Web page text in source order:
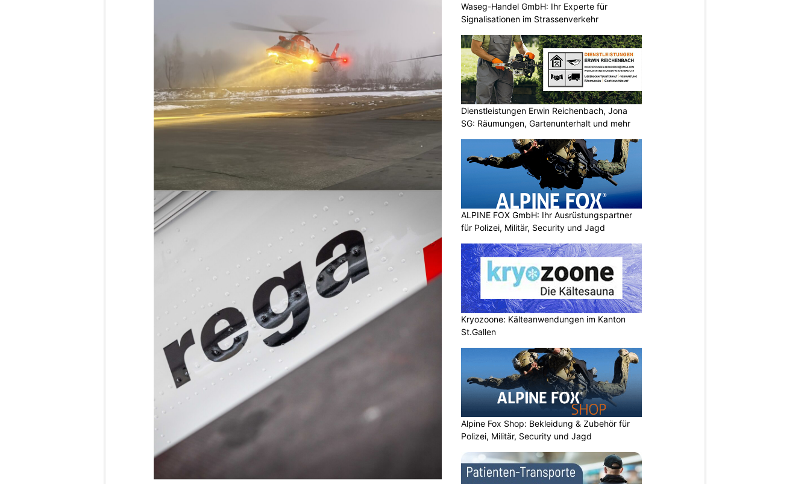
Waseg-Handel GmbH: Ihr Experte für
Signalisationen im Strassenverkehr
Dienstleistungen Erwin Reichenbach, Jona
SG: Räumungen, Gartenunterhalt und mehr
ALPINE FOX GmbH: Ihr Ausrüstungspartner
für Polizei, Militär, Security und Jagd
Kryozoone: Kälteanwendungen im Kanton
St.Gallen
Alpine Fox Shop: Bekleidung & Zubehör für
Polizei, Militär, Security und Jagd